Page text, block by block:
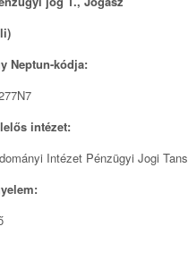
Neptun-kódja:
intézet:
Intézet Pénzügyi Jogi